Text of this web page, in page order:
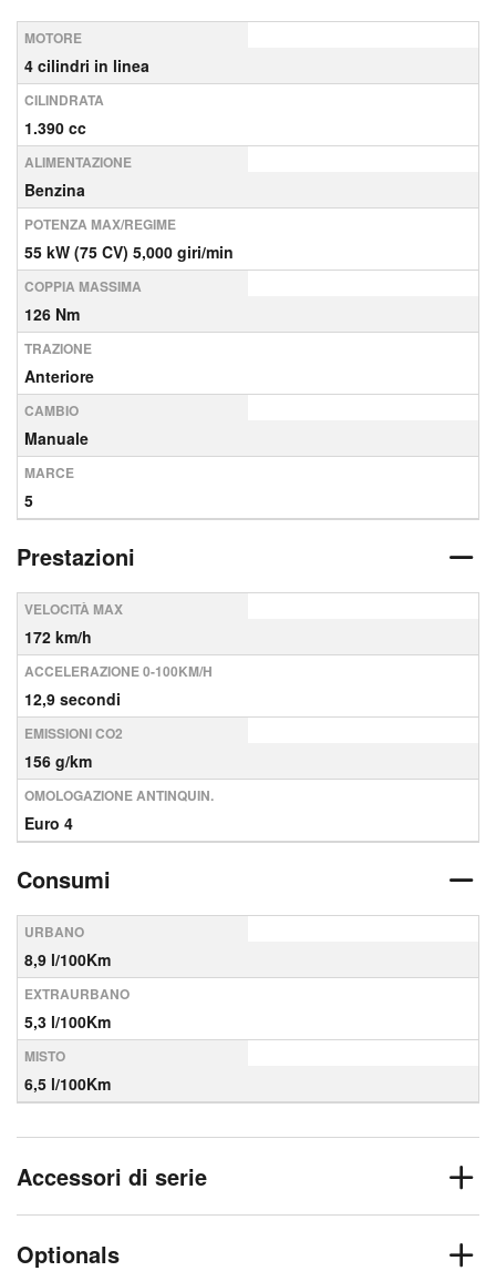
MOTORE
4 cilindri in linea
CILINDRATA
1.390 cc
ALIMENTAZIONE
Benzina
POTENZA MAX/REGIME
55 kW (75 CV) 5,000 giri/min
COPPIA MASSIMA
126 Nm
TRAZIONE
Anteriore
CAMBIO
Manuale
MARCE
5
Prestazioni
VELOCITÀ MAX
172 km/h
ACCELERAZIONE 0-100KM/H
12,9 secondi
EMISSIONI CO2
156 g/km
OMOLOGAZIONE ANTINQUIN.
Euro 4
Consumi
URBANO
8,9 l/100Km
EXTRAURBANO
5,3 l/100Km
MISTO
6,5 l/100Km
Accessori di serie
Optionals